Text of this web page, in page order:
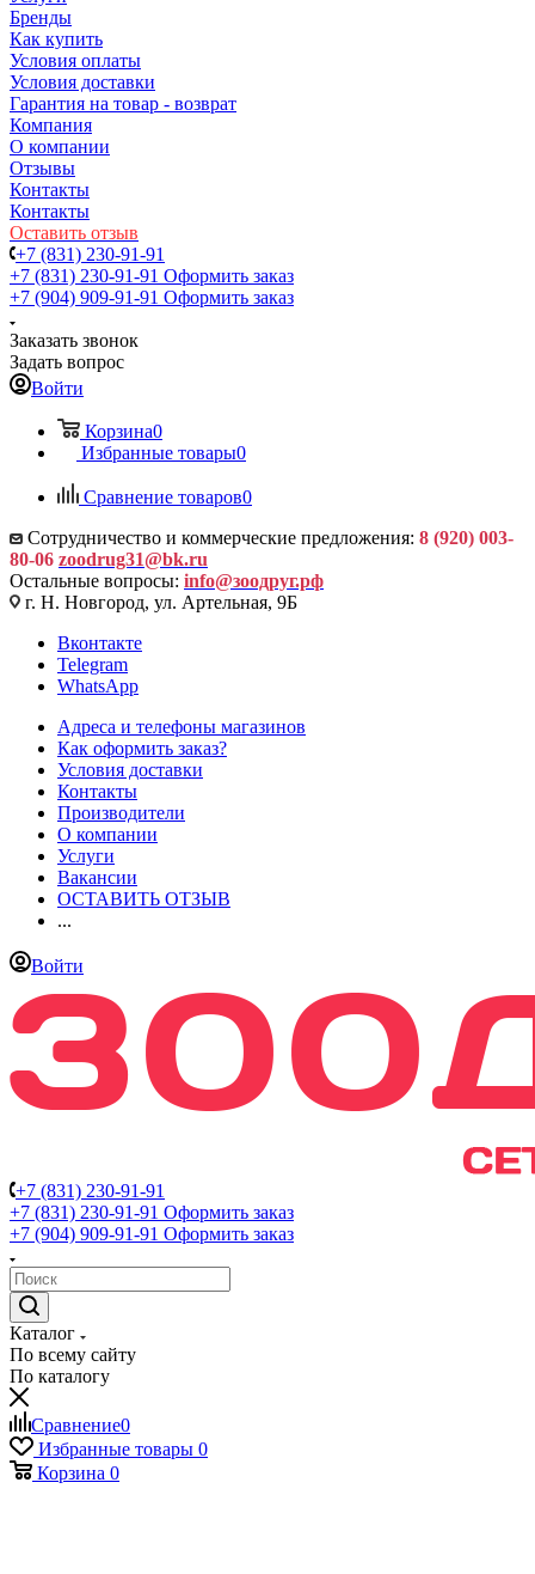
Бренды
Как купить
Условия оплаты
Условия доставки
Гарантия на товар - возврат
Компания
О компании
Отзывы
Контакты
Контакты
Оставить отзыв
+7 (831) 230-91-91
+7 (831) 230-91-91 Оформить заказ
+7 (904) 909-91-91 Оформить заказ
Заказать звонок
Задать вопрос
Войти
Корзина0
Избранные товары0
Сравнение товаров0
Сотрудничество и коммерческие предложения: 8 (920) 003-
80-06 zoodrug31@bk.ru
Остальные вопросы: info@зоодруг.рф
г. Н. Новгород, ул. Артельная, 9Б
Вконтакте
Telegram
WhatsApp
Адреса и телефоны магазинов
Как оформить заказ?
Условия доставки
Контакты
Производители
О компании
Услуги
Вакансии
ОСТАВИТЬ ОТЗЫВ
...
Войти
+7 (831) 230-91-91
+7 (831) 230-91-91 Оформить заказ
+7 (904) 909-91-91 Оформить заказ
Каталог
По всему сайту
По каталогу
Сравнение0
Избранные товары 0
Корзина 0